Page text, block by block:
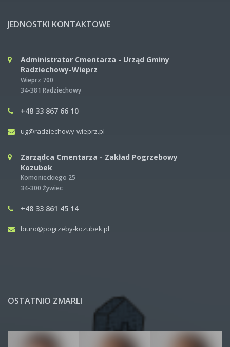
JEDNOSTKI KONTAKTOWE
Administrator Cmentarza - Urząd Gminy
Radziechowy-Wieprz
Wieprz 700
34-381 Radziechowy
+48 33 867 66 10
ug@radziechowy-wieprz.pl
Zarządca Cmentarza - Zakład Pogrzebowy
Kozubek
Komonieckiego 25
34-300 Żywiec
+48 33 861 45 14
biuro@pogrzeby-kozubek.pl
OSTATNIO ZMARLI